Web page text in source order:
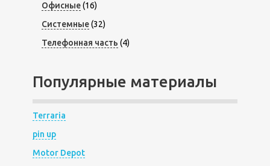
Офисные(16)
Системные(32)
Телефонная часть (4)
Популярные материалы
Terraria
pin up
Motor Depot